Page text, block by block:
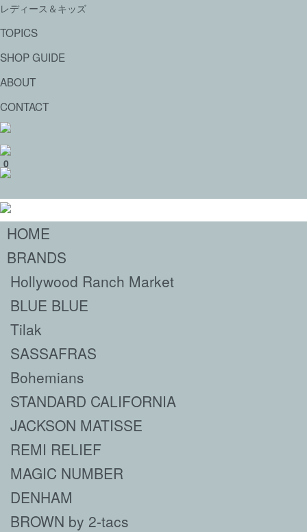
レディース＆キッズ
TOPICS
SHOP GUIDE
ABOUT
CONTACT
0
HOME
BRANDS
Hollywood Ranch Market
BLUE BLUE
Tilak
SASSAFRAS
Bohemians
STANDARD CALIFORNIA
JACKSON MATISSE
REMI RELIEF
MAGIC NUMBER
DENHAM
BROWN by 2-tacs